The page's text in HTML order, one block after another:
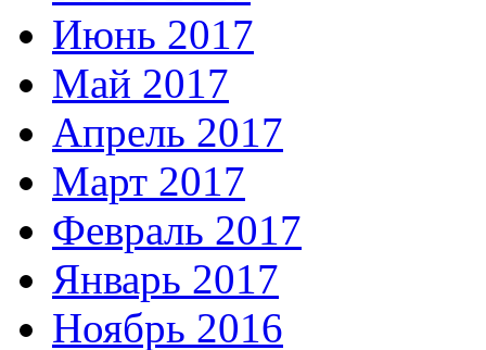
Июнь 2017
Май 2017
Апрель 2017
Март 2017
Февраль 2017
Январь 2017
Ноябрь 2016